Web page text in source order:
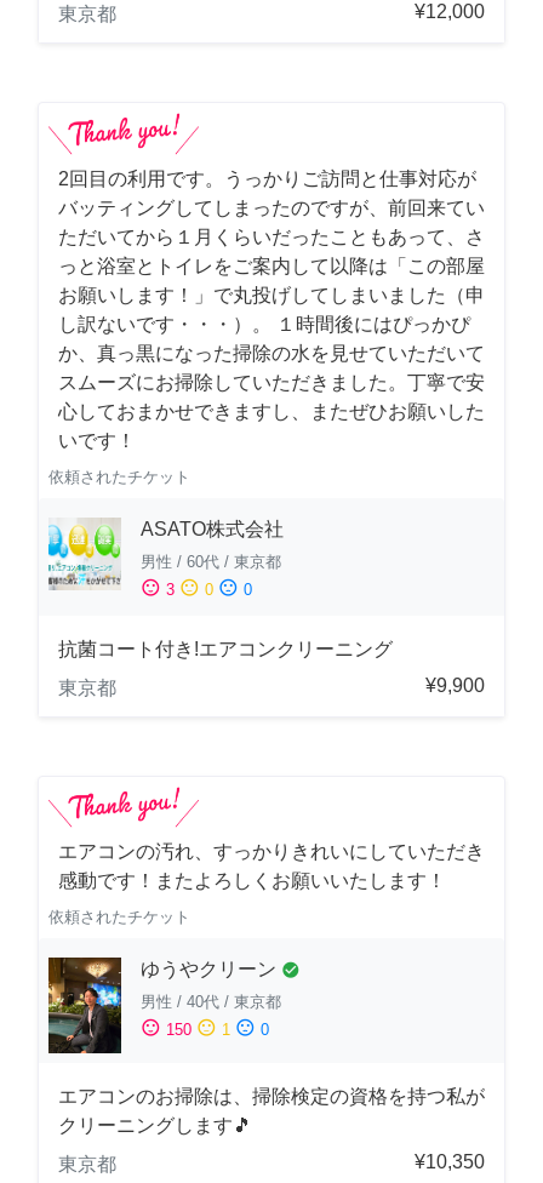
東京都
¥12,000
2回目の利用です。うっかりご訪問と仕事対応が
バッティングしてしまったのですが、前回来てい
ただいてから１月くらいだったこともあって、さ
っと浴室とトイレをご案内して以降は「この部屋
お願いします！」で丸投げしてしまいました（申
し訳ないです・・・）。 １時間後にはぴっかぴ
か、真っ黒になった掃除の水を見せていただいて
スムーズにお掃除していただきました。丁寧で安
心しておまかせできますし、またぜひお願いした
いです！
依頼されたチケット
ASATO株式会社
男性 / 60代 / 東京都
sentiment_satisfied 3 sentiment_neutral 0 sentiment_dissatisfied 0
抗菌コート付き!エアコンクリーニング
東京都
¥9,900
エアコンの汚れ、すっかりきれいにしていただき
感動です！またよろしくお願いいたします！
依頼されたチケット
ゆうやクリーン check_circle
男性 / 40代 / 東京都
sentiment_satisfied 150 sentiment_neutral 1 sentiment_dissatisfied 0
エアコンのお掃除は、掃除検定の資格を持つ私が
クリーニングします🎵
東京都
¥10,350